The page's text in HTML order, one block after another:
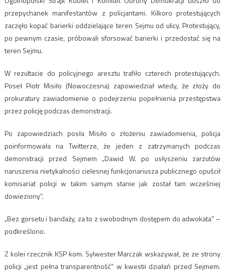
przepychanek manifestantów z policjantami. Kilkoro protestujących
zaczęło kopać barierki oddzielające teren Sejmu od ulicy. Protestujący,
po pewnym czasie, próbowali sforsować barierki i przedostać się na
teren Sejmu.
W rezultacie do policyjnego aresztu trafiło czterech protestujących.
Poseł Piotr Misiło (Nowoczesna) zapowiedział wtedy, że złoży do
prokuratury zawiadomienie o podejrzeniu popełnienia przestępstwa
przez policję podczas demonstracji.
Po zapowiedziach posła Misiło o złożeniu zawiadomienia, policja
poinformowała na Twitterze, że jeden z zatrzymanych podczas
demonstracji przed Sejmem „Dawid W. po usłyszeniu zarzutów
naruszenia nietykalności cielesnej funkcjonariusza publicznego opuścił
komisariat policji w takim samym stanie jak został tam wcześniej
dowieziony”.
„Bez gorsetu i bandaży, za to z swobodnym dostępem do adwokata” –
podkreślono.
Z kolei rzecznik KSP kom. Sylwester Marczak wskazywał, że ze strony
policji „jest pełna transparentność” w kwestii działań przed Sejmem.